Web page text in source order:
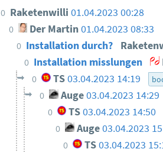
0 Raketenwilli01.04.2023 00:28
0 Der Martin01.04.2023 08:33
0 Installation durch?
0 Installation misslungen
0 TS03.04.2023 14:19
0 Auge03.04.2023 14:29
0 TS03.04.2023 14:50
0 Auge 03.04.2023
0 TS03.04.2023